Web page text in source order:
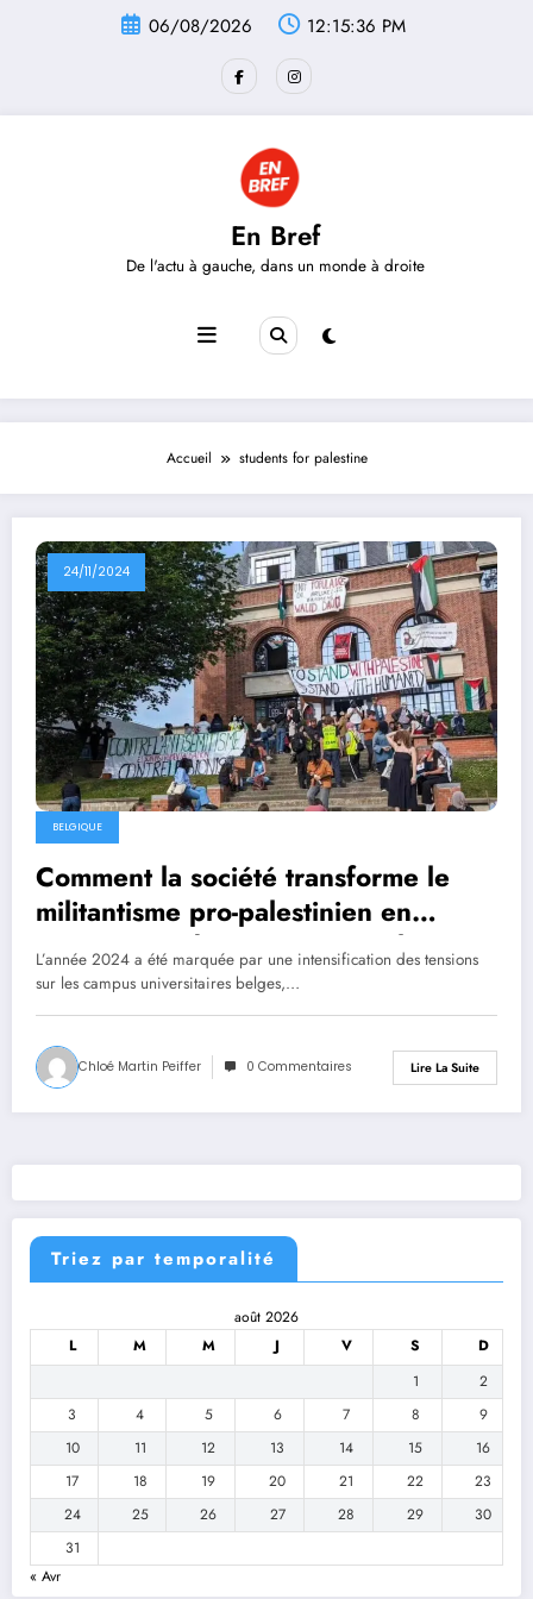
06/08/2026 12:15:36 PM
En Bref
De l'actu à gauche, dans un monde à droite
Accueil students for palestine
24/11/2024
BELGIQUE
Comment la société transforme le
militantisme pro-palestinien en
accusations d’antisémitisme : le cas
de l’ULB
L’année 2024 a été marquée par une intensification des tensions
sur les campus universitaires belges,…
Chloé Martin Peiffer 0 Commentaires Lire La Suite
Triez par temporalité
août 2026
L
M M J V S
D
1
2
3
4 5 6 7 8
9
10
11 12 13 14 15
16
17
18 19 20 21 22
23
24
25 26 27 28 29
30
31
« Avr